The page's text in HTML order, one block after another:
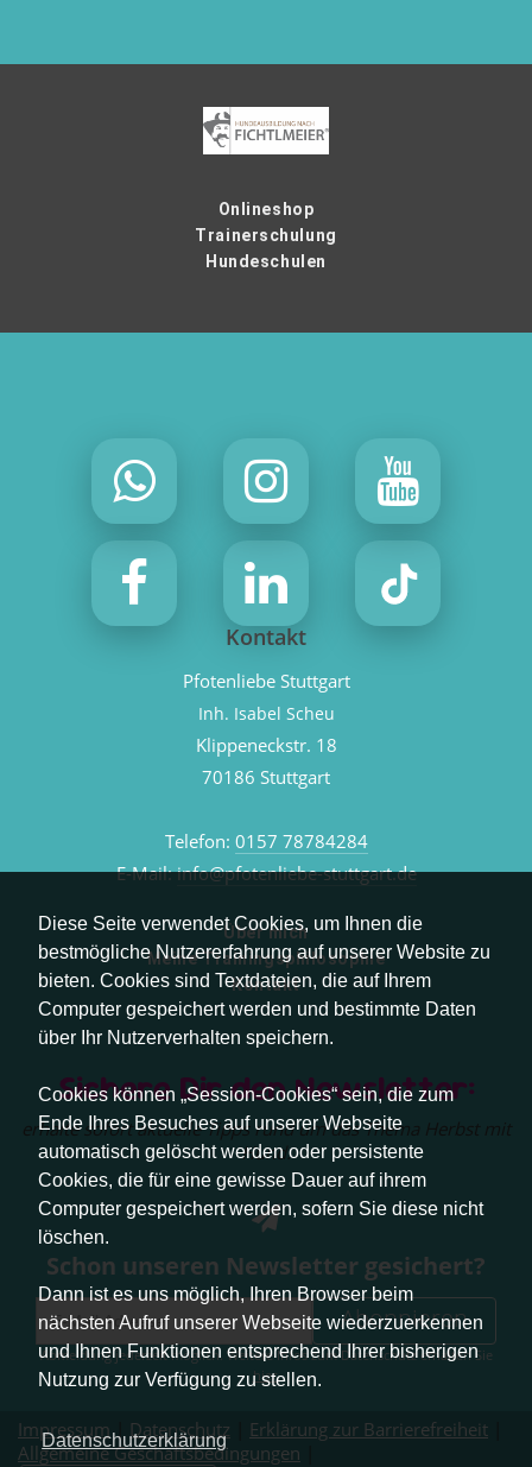
Diese Seite verwendet Cookies, um Ihnen die
bestmögliche Nutzererfahrung auf unserer Website zu
bieten. Cookies sind Textdateien, die auf Ihrem
Computer gespeichert werden und bestimmte Daten
über Ihr Nutzerverhalten speichern.
Cookies können „Session-Cookies“ sein, die zum
Ende Ihres Besuches auf unserer Webseite
automatisch gelöscht werden oder persistente
Cookies, die für eine gewisse Dauer auf ihrem
Computer gespeichert werden, sofern Sie diese nicht
löschen.
Dann ist es uns möglich, Ihren Browser beim
nächsten Aufruf unserer Webseite wiederzuerkennen
und Ihnen Funktionen entsprechend Ihrer bisherigen
Nutzung zur Verfügung zu stellen.
Datenschutzerklärung
Onlineshop
Trainerschulung
Hundeschulen
Kontakt
Pfotenliebe Stuttgart
Inh. Isabel Scheu
Klippeneckstr. 18
70186 Stuttgart
Telefon: 0157 78784284
E-Mail:info@pfotenliebe-stuttgart.de
Über mich
Meine Trainingsphilosophie
Kontakt
Sichere Dir den Newsletter:
erhalte sofort aktuelle Tipps rund um das Thema Herbst mit
Hund.
Schon unseren Newsletter gesichert?
Abonnieren
Abmeldung jederzeit möglich. Weitere Infos zum Datenschutz erhalten Sie
hier.
Impressum| Datenschutz Erklärung zur Barrierefreiheit
Allgemeine Geschäftsbedingungen